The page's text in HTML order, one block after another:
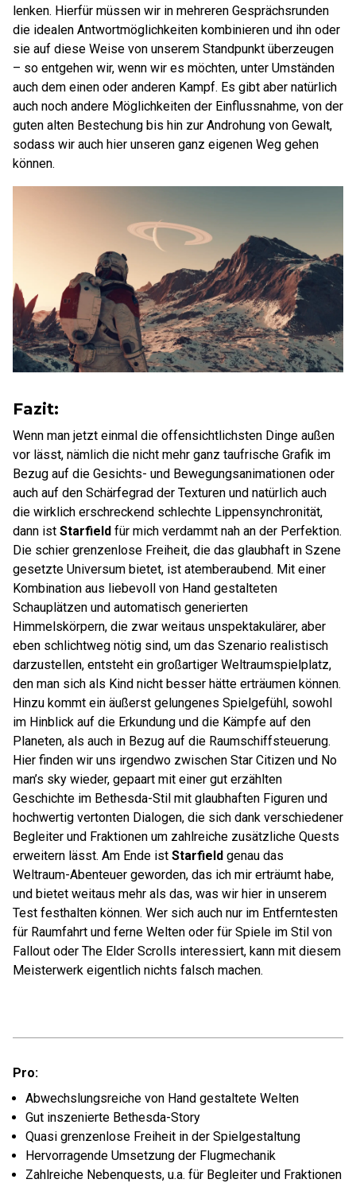
lenken. Hierfür müssen wir in mehreren Gesprächsrunden
die idealen Antwortmöglichkeiten kombinieren und ihn oder
sie auf diese Weise von unserem Standpunkt überzeugen
– so entgehen wir, wenn wir es möchten, unter Umständen
auch dem einen oder anderen Kampf. Es gibt aber natürlich
auch noch andere Möglichkeiten der Einflussnahme, von der
guten alten Bestechung bis hin zur Androhung von Gewalt,
sodass wir auch hier unseren ganz eigenen Weg gehen
können.
Fazit:
Wenn man jetzt einmal die offensichtlichsten Dinge außen
vor lässt, nämlich die nicht mehr ganz taufrische Grafik im
Bezug auf die Gesichts- und Bewegungsanimationen oder
auch auf den Schärfegrad der Texturen und natürlich auch
die wirklich erschreckend schlechte Lippensynchronität,
dann ist Starfield für mich verdammt nah an der Perfektion.
Die schier grenzenlose Freiheit, die das glaubhaft in Szene
gesetzte Universum bietet, ist atemberaubend. Mit einer
Kombination aus liebevoll von Hand gestalteten
Schauplätzen und automatisch generierten
Himmelskörpern, die zwar weitaus unspektakulärer, aber
eben schlichtweg nötig sind, um das Szenario realistisch
darzustellen, entsteht ein großartiger Weltraumspielplatz,
den man sich als Kind nicht besser hätte erträumen können.
Hinzu kommt ein äußerst gelungenes Spielgefühl, sowohl
im Hinblick auf die Erkundung und die Kämpfe auf den
Planeten, als auch in Bezug auf die Raumschiffsteuerung.
Hier finden wir uns irgendwo zwischen Star Citizen und No
man’s sky wieder, gepaart mit einer gut erzählten
Geschichte im Bethesda-Stil mit glaubhaften Figuren und
hochwertig vertonten Dialogen, die sich dank verschiedener
Begleiter und Fraktionen um zahlreiche zusätzliche Quests
erweitern lässt. Am Ende ist Starfield genau das
Weltraum-Abenteuer geworden, das ich mir erträumt habe,
und bietet weitaus mehr als das, was wir hier in unserem
Test festhalten können. Wer sich auch nur im Entferntesten
für Raumfahrt und ferne Welten oder für Spiele im Stil von
Fallout oder The Elder Scrolls interessiert, kann mit diesem
Meisterwerk eigentlich nichts falsch machen.
Pro:
Abwechslungsreiche von Hand gestaltete Welten
Gut inszenierte Bethesda-Story
Quasi grenzenlose Freiheit in der Spielgestaltung
Hervorragende Umsetzung der Flugmechanik
Zahlreiche Nebenquests, u.a. für Begleiter und Fraktionen